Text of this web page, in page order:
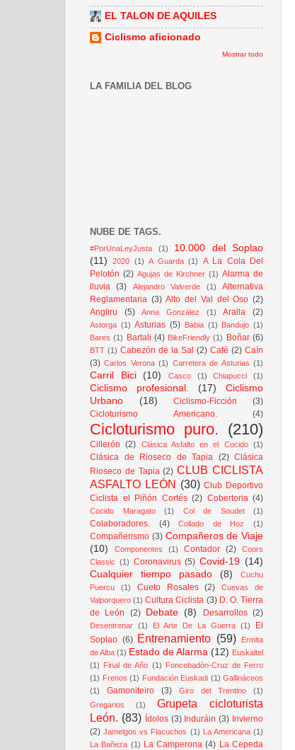
EL TALON DE AQUILES
Ciclismo aficionado
Mostrar todo
LA FAMILIA DEL BLOG
NUBE DE TAGS.
#PorUnaLeyJusta (1)
10.000 del Soplao
(11)
2020 (1) A Guarda (1)
A La Cola Del
Pelotón (2) Agujas de Kirchner (1) Alarma de
lluvia
(3) Alejandro Valverde (1)
Alternativa
Reglamentaria (3) Alto del Val del Oso (2)
Angliru
(5) Anna González (1) Aralla (2)
Astorga (1) Asturias (5) Babia (1) Bandujo (1)
Bares (1) Bartali (4) BikeFriendly (1) Boñar (6)
BTT (1) Cabezón de la Sal (2) Café (2) Caín
(3) Carlos Verona (1) Carretera de Asturias (1)
Carril Bici (10) Casco (1) Chiapucci (1)
Ciclismo profesional. (17)
Ciclismo
Urbano
(18) Ciclismo-Ficción
(3)
Cicloturismo Americano.
(4)
Cicloturismo puro. (210)
Cillerón (2) Clásica Asfalto en el Cocido (1)
Clásica de Rioseco de Tapia (2) Clásica
Rioseco de Tapia (2) CLUB CICLISTA
ASFALTO LEÓN (30) Club Deportivo
Ciclista el Piñón Cortés (2) Cobertoria (4)
Cocido Maragato (1) Col de Soudet (1)
Colaboradores. (4) Collado de Hoz (1)
Compañerismo (3) Compañeros de Viaje
(10)
Componentes (1) Contador (2)
Coors
Classic (1) Coronavirus (5) Covid-19 (14)
Cualquier tiempo pasado
(8)
Cuchu
Puercu
(1) Cueto Rosales (2)
Cuevas de
Valporquero (1) Cultura Ciclista (3) D. O. Tierra
de León
(2) Debate (8) Desarrollos (2)
Desentrenar (1) El Arte De La Guerra (1)
El
Soplao (6) Entrenamiento (59)
Ermita
de Alba (1) Estado de Alarma (12) Euskaltel
(1) Final de Año (1) Foncebadón-Cruz de Ferro
(1) Frenos (1) Fundación Euskadi (1) Gallináceos
(1)
Gamoniteiro (3) Giro del Trentino
(1)
Gregarios
(1)
Grupeta cicloturista
León. (83) Ídolos (3) Induráin (3) Invierno
(2) Jamelgos vs Flacuchos (1) La Americana (1)
La Bañeza (1) La Camperona (4) La Cepeda